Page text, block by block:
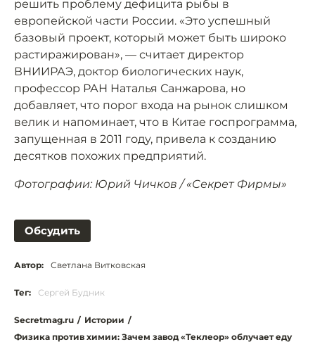
решить проблему дефицита рыбы в
европейской части России. «Это успешный
базовый проект, который может быть широко
растиражирован», — считает директор
ВНИИРАЭ, доктор биологических наук,
профессор РАН Наталья Санжарова, но
добавляет, что порог входа на рынок слишком
велик и напоминает, что в Китае госпрограмма,
запущенная в 2011 году, привела к созданию
десятков похожих предприятий.
Фотографии: Юрий Чичков / «Секрет Фирмы»
Обсудить
Автор: Светлана Витковская
Тег: Сергей Будник
Secretmag.ru / Истории /
Физика против химии: Зачем завод «Теклеор» облучает еду